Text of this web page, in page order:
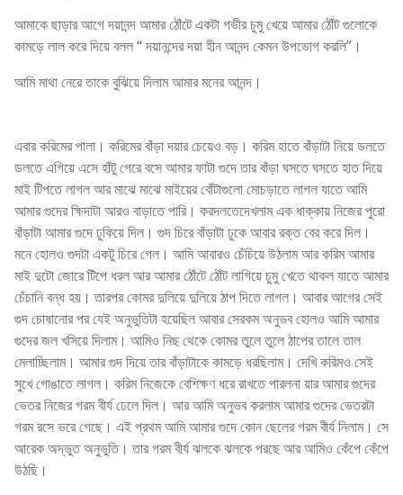
আমাকে ছাড়ার আগে দয়ানন্দ আমার ঠোঁটে একটা গভীর চুমু খেয়ে আমার ঠোঁট গুলোকে
কামড়ে লাল করে দিয়ে বলল “ দয়ানন্দের দয়া হীন আনন্দ কেমন উপভোগ করলি”।
আমি মাথা নেরে তাকে বুঝিয়ে দিলাম আমার মনের আনন্দ।
এবার করিমের পালা। করিমের বাঁড়া দয়ার চেয়েও বড়। করিম হাতে বাঁড়াটা নিয়ে ডলতে
ডলতে এগিয়ে এসে হাঁটু গেরে বসে আমার ফাটা গুদে তার বাঁড়া ঘসতে ঘসতে হাত দিয়ে
মাই টিপতে লাগল আর মাঝে মাঝে মাইয়ের বোঁটাগুলো মোচড়াতে লাগল যাতে আমি
আমার গুদের ক্ষিদাটা আরও বাড়াতে পারি। করদলতেদেখলাম এক ধাক্কায় নিজের পুরো
বাঁড়াটা আমার গুদে ঢুকিয়ে দিল। গুদ চিরে বাঁড়াটা ঢুকে আবার রক্ত বের করে দিল।
মনে হোলও গুদটা একটু চিরে গেল। আমি আবারও চেঁচিয়ে উঠলাম আর করিম আমার
মাই দুটো জোরে টিপে ধরল আর আমার ঠোঁটে ঠোঁট লাগিয়ে চুমু খেতে থাকল যাতে আমার
চেঁচানি বন্ধ হয়। তারপর কোমর দুলিয়ে দুলিয়ে ঠাপ দিতে লাগল। আবার আগের সেই
গুদ চোষানোর পর যেই অনুভুতিটা হয়েছিল আবার সেরকম অনুভব হোলও আমি আমার
গুদের জল খসিয়ে দিলাম। আমিও নিছ থেকে কোমর তুলে তুলে ঠাপের তালে তাল
মেলাচ্ছিলাম। আমার গুদ দিয়ে তার বাঁড়াটাকে কামড়ে ধরছিলাম। দেখি করিমও সেই
সুখে গোঙাতে লাগল। করিম নিজেকে বেশিক্ষণ ধরে রাখতে পারলনা য়ার আমার গুদের
ভেতর নিজের গরম বীর্য ঢেলে দিল। আর আমি অনুভব করলাম আমার গুদের ভেতরটা
গরম রসে ভরে গেছে। এই প্রথম আমি আমার গুদে কোন ছেলের গরম বীর্য নিলাম। সে
আরেক অদ্ভুত অনুভুতি। তার গরম বীর্য ঝলকে ঝলকে পরছে আর আমিও কেঁপে কেঁপে
উঠছি।